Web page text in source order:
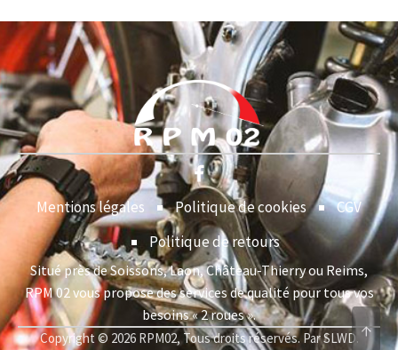
Mentions légales Politique de cookies
CGV
Politique de retours
Situé près de Soissons, Laon, Château-Thierry ou Reims,
RPM 02 vous propose des services de qualité pour tous vos
besoins « 2 roues ».
Copyright © 2026 RPM02, Tous droits réservés. Par SLWD.↑